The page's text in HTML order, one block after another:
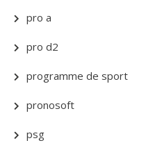
pro a
pro d2
programme de sport
pronosoft
psg